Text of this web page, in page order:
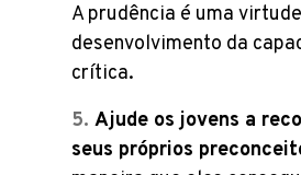
A prudência é uma
desenvolvimento da
crítica.
Ajude os jovens a
seus próprios